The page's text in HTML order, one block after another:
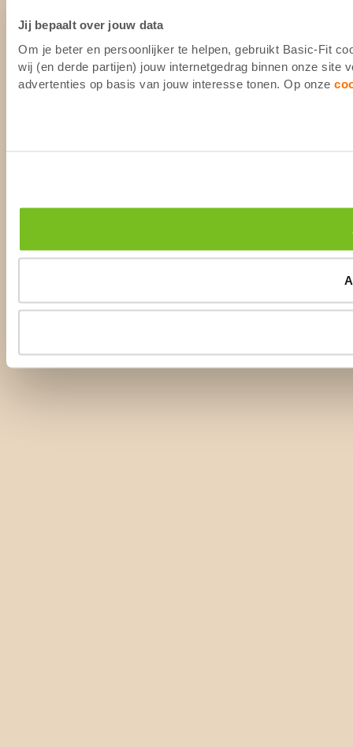
Jij bepaalt over jouw data
Om je beter en persoonlijker te helpen, gebruikt Basic-Fit
wij (en derde partijen) jouw internetgedrag binnen onze site
advertenties op basis van jouw interesse tonen. Op onze